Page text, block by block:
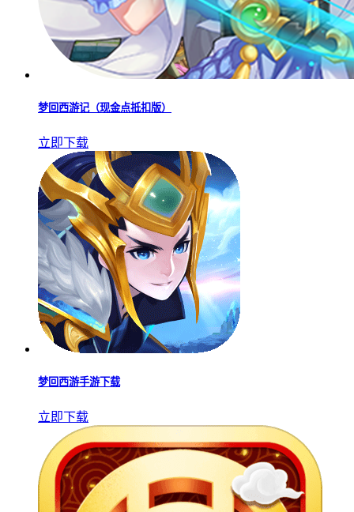
梦回西游记（现金点抵扣版）
立即下载
梦回西游手游下载
立即下载